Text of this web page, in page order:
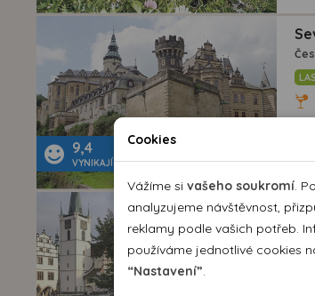
9,4
VYNIKAJÍCÍ
Cookies
Vážíme si vašeho soukromí.
analyzujeme návštěvnost,
reklamy podle vašich potřeb.
používáme jednotlivé cookies
“Nastavení”.
Nutné cookies pomáhají, aby
použitelná tak, že umožní
stránky a přístup k
Webová stránka nemůže
cookies.